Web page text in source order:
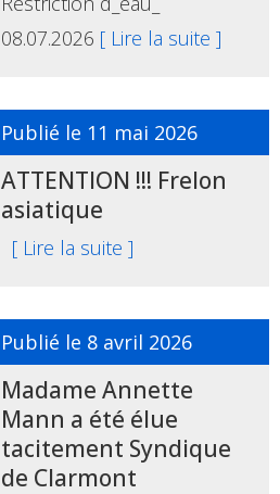
08.07.2026 [ Lire la suite ]
Publié le 11 mai 2026
ATTENTION !!! Frelon
asiatique
[ Lire la suite ]
Publié le 8 avril 2026
Madame Annette
Mann a été élue
tacitement Syndique
de Clarmont